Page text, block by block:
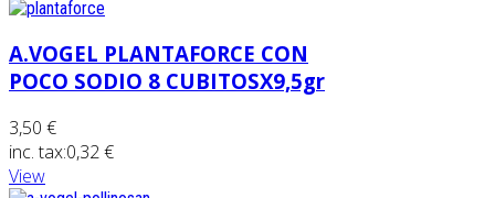
A.VOGEL PLANTAFORCE CON
POCO SODIO 8 CUBITOSX9,5gr
3,50 €
inc. tax:0,32 €
View